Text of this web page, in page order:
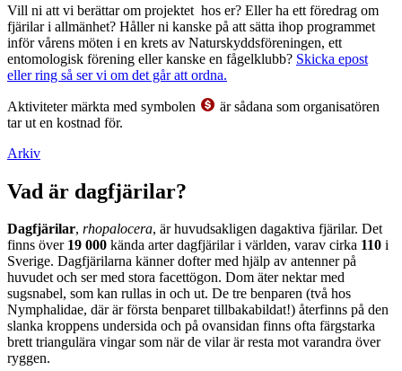
Vill ni att vi berättar om projektet hos er? Eller ha ett föredrag om
fjärilar i allmänhet? Håller ni kanske på att sätta ihop programmet
inför vårens möten i en krets av Naturskyddsföreningen, ett
entomologisk förening eller kanske en fågelklubb? Skicka epost
eller ring så ser vi om det går att ordna.
Aktiviteter märkta med symbolen
är sådana som organisatören
tar ut en kostnad för.
Arkiv
Vad är dagfjärilar?
Dagfjärilar, rhopalocera, är huvudsakligen dagaktiva fjärilar. Det
finns över 19 000 kända arter dagfjärilar i världen, varav cirka 110 i
Sverige. Dagfjärilarna känner dofter med hjälp av antenner på
huvudet och ser med stora facettögon. Dom äter nektar med
sugsnabel, som kan rullas in och ut. De tre benparen (två hos
Nymphalidae, där är första benparet tillbakabildat!) återfinns på den
slanka kroppens undersida och på ovansidan finns ofta färgstarka
brett triangulära vingar som när de vilar är resta mot varandra över
ryggen.